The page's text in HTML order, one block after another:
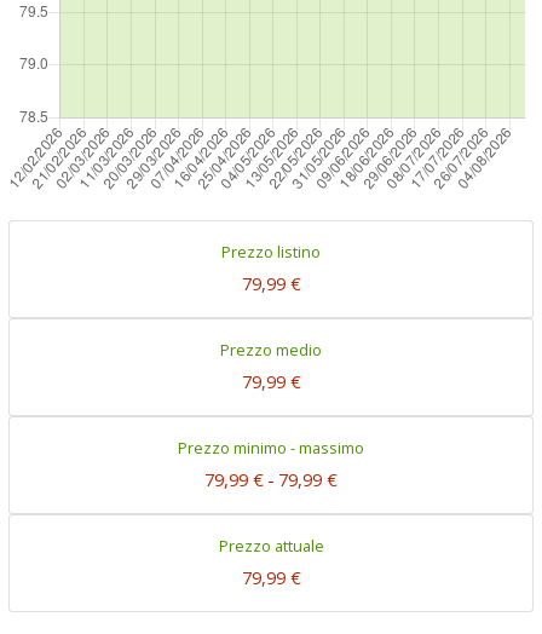
Prezzo listino
79,99 €
Prezzo medio
79,99 €
Prezzo minimo - massimo
79,99 € - 79,99 €
Prezzo attuale
79,99 €